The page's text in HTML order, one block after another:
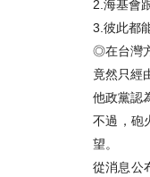
2.海基會
3.彼此都
◎在台灣
竟然只經
他政黨認
不過，砲
望。
從消息公